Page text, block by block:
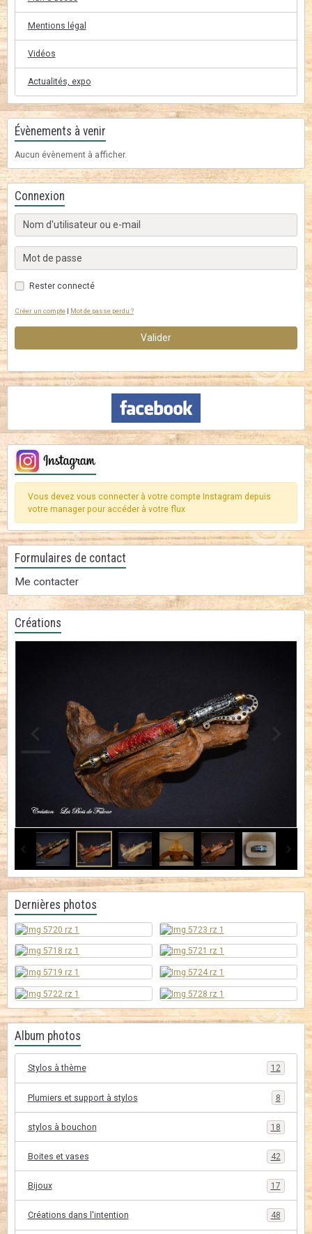
Mentions légal
Vidéos
Actualités, expo
Évènements à venir
Aucun évènement à afficher.
Connexion
Rester connecté
Créer un compte | Mot de passe perdu ?
Valider
Vous devez vous connecter à votre compte Instagram depuis
votre manager pour accéder à votre flux
Formulaires de contact
Me contacter
Créations
Dernières photos
Album photos
Stylos à thème 12
Plumiers et support à stylos 8
stylos à bouchon 18
Boites et vases 42
Bijoux 17
Créations dans l'intention 48